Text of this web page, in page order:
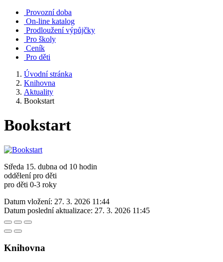
Provozní doba
On-line katalog
Prodloužení výpůjčky
Pro školy
Ceník
Pro děti
Úvodní stránka
Knihovna
Aktuality
Bookstart
Bookstart
Středa 15. dubna od 10 hodin
oddělení pro děti
pro děti 0-3 roky
Datum vložení: 27. 3. 2026 11:44
Datum poslední aktualizace: 27. 3. 2026 11:45
Knihovna